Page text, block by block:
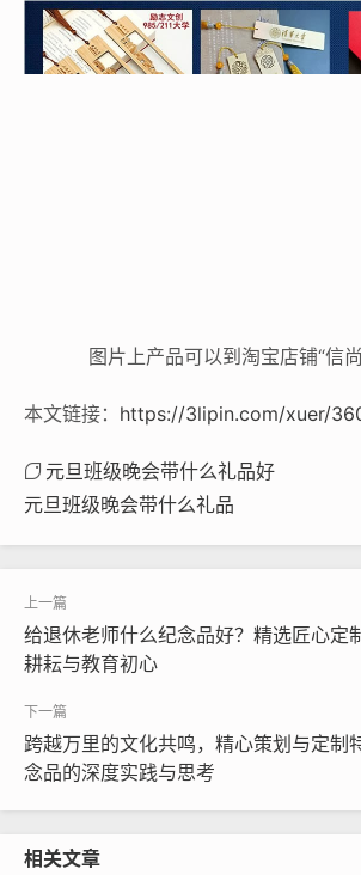
图片上产品可以到淘宝店铺“信
本文链接： https://3lipin.com/xuer/
元旦班级晚会带什么礼品好
元旦班级晚会带什么礼品
给退休老师什么纪念品好？精选匠心定
耕耘与教育初心
跨越万里的文化共鸣，精心策划与定制
念品的深度实践与思考
相关文章